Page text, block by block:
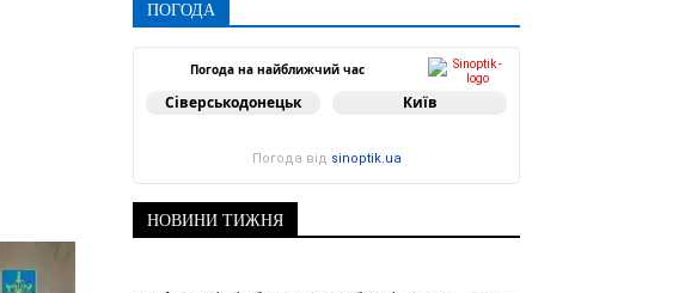
ПОГОДА
Погода на найближчий час
Сіверськодонецьк Київ
Погода від sinoptik.ua
НОВИНИ ТИЖНЯ